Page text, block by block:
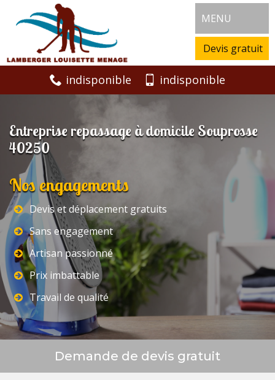
MENU
Devis gratuit
indisponible indisponible
Entreprise repassage à domicile Souprosse
40250
Nos engagements
Devis et déplacement gratuits
Sans engagement
Artisan passionné
Prix imbattable
Travail de qualité
Demande de devis gratuit